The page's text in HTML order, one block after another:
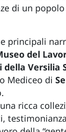
di un
principali
del
della Versilia
Mediceo di
ricca